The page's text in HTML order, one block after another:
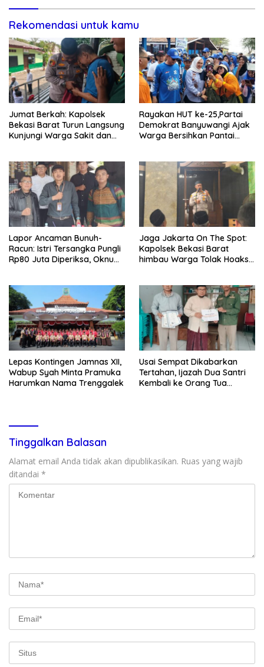
Rekomendasi untuk kamu
Jumat Berkah: Kapolsek
Bekasi Barat Turun Langsung
Kunjungi Warga Sakit dan
Rayakan HUT ke-25,Partai
Demokrat Banyuwangi Ajak
Warga Bersihkan Pantai
Lapor Ancaman Bunuh-
Racun: Istri Tersangka Pungli
Rp80 Juta Diperiksa, Oknum
Jaga Jakarta On The Spot:
Kapolsek Bekasi Barat
himbau Warga Tolak Hoaks
Lepas Kontingen Jamnas XII,
Wabup Syah Minta Pramuka
Harumkan Nama Trenggalek
Usai Sempat Dikabarkan
Tertahan, Ijazah Dua Santri
Kembali ke Orang Tua
Tinggalkan Balasan
Alamat email Anda tidak akan dipublikasikan. Ruas yang wajib
ditandai *